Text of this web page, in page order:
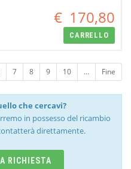
€ 170,80
CARRELLO
7 8 9 10 ... Fine
che cercavi?
in possesso del ricambio
direttamente.
RICHIESTA